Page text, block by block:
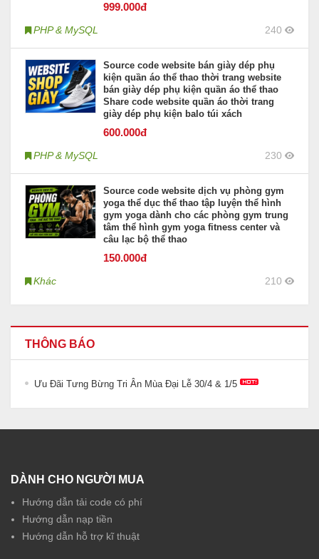
999.000đ
PHP & MySQL 240
Source code website bán giày dép phụ
kiện quần áo thể thao thời trang website
bán giày dép phụ kiện quần áo thể thao
Share code website quần áo thời trang
giày dép phụ kiện balo túi xách
600.000đ
PHP & MySQL 230
Source code website dịch vụ phòng gym
yoga thể dục thể thao tập luyện thể hình
gym yoga dành cho các phòng gym trung
tâm thể hình gym yoga fitness center và
câu lạc bộ thể thao
150.000đ
Khác 210
THÔNG BÁO
Ưu Đãi Tưng Bừng Tri Ân Mùa Đại Lễ 30/4 & 1/5
DÀNH CHO NGƯỜI MUA
Hướng dẫn tải code có phí
Hướng dẫn nạp tiền
Hướng dẫn hỗ trợ kĩ thuật